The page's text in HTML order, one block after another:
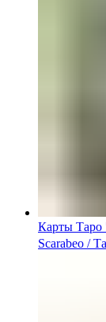
Карты Таро
Scarabeo /